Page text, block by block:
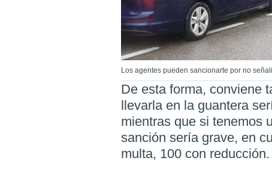
Los agentes pueden sancionarte por no
De esta forma, conviene
llevarla en la guantera
mientras que si tenemos
sanción sería grave, en
multa, 100 con reducción.